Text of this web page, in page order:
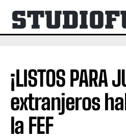
¡LISTOS PARA
extranjeros
la FEF